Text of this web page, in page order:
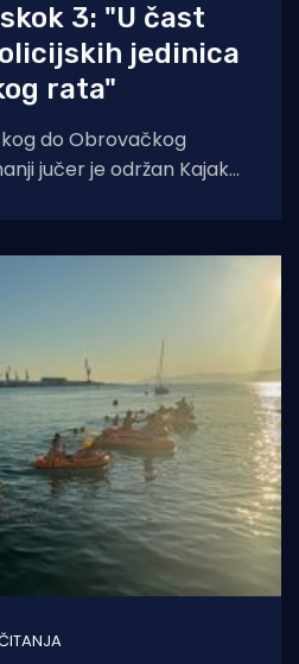
3: "U čast
jedinica
rata"
do Obrovačkog
jučer je održan Kajak